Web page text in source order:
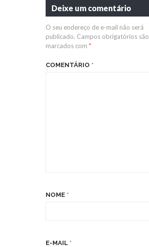
Deixe um comentário
O seu endereço de e-mail não será
publicado. Campos obrigatórios são
marcados com *
COMENTÁRIO *
NOME *
E-MAIL *